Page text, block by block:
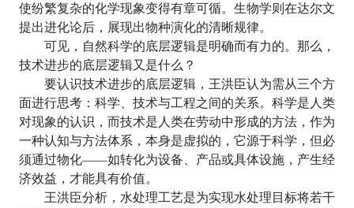
使纷繁复杂的化学现象变得有章可循。生物学则在达尔文
提出进化论后，展现出物种演化的清晰规律。
可见，自然科学的底层逻辑是明确而有力的。那么，
技术进步的底层逻辑又是什么？
要认识技术进步的底层逻辑，王洪臣认为需从三个方
面进行思考：科学、技术与工程之间的关系。科学是人类
对现象的认识，而技术是人类在劳动中形成的方法，作为
一种认知与方法体系，本身是虚拟的，它源于科学，但必
须通过物化——如转化为设备、产品或具体设施，产生经
济效益，才能具有价值。
王洪臣分析，水处理工艺是为实现水处理目标将若干